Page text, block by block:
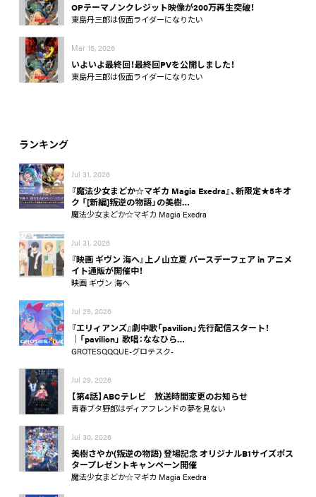
OPテーマノンクレジット映像が200万再生突破！
東島丹三郎は仮面ライダーになりたい
Mar 15, 2026
いよいよ最終回！最終回PVを公開しました！
東島丹三郎は仮面ライダーになりたい
ランキング
Jul 31, 2026
『魔法少女まどか☆マギカ Magia Exedra』、新限定★5キオ
ク 「[新編]叛逆の物語」の美樹…
魔法少女まどか☆マギカ Magia Exedra
Jul 31, 2026
『映画 ギヴン 海へ』上ノ山立夏 バースデーフェア in アニメ
イト通販が開催中！
映画 ギヴン 海へ
Jul 29, 2026
『エリィアンズ』劇中歌「pavilion」先行配信スタート！
│「pavilion」 歌唱：ななひら…
GROTESQQQUE-グロテスク-
Jul 29, 2026
【第4話】ABCテレビ 放送時間変更のお知らせ
青春ブタ野郎はディアフレンドの夢を見ない
Jul 30, 2026
美樹さやか(叛逆の物語) 登場記念 オリジナルB1サイズポス
タープレゼントキャンペーン開催
魔法少女まどか☆マギカ Magia Exedra